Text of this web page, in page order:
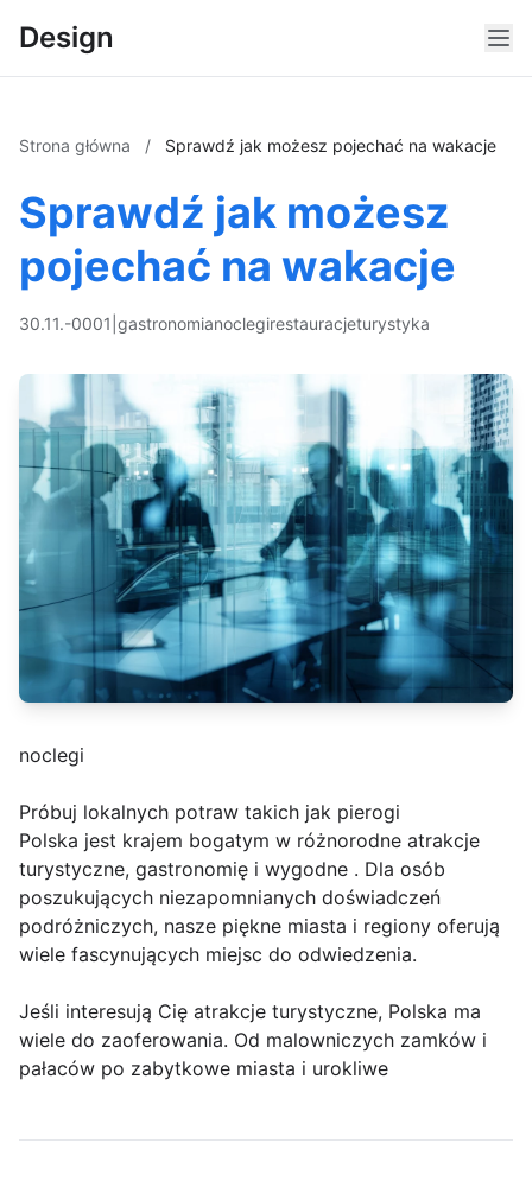
Design
Strona główna / Sprawdź jak możesz pojechać na wakacje
Sprawdź jak możesz
pojechać na wakacje
30.11.-0001 gastronomianoclegirestauracjeturystyka
noclegi
Próbuj lokalnych potraw takich jak pierogi
Polska jest krajem bogatym w różnorodne atrakcje
turystyczne, gastronomię i wygodne . Dla osób
poszukujących niezapomnianych doświadczeń
podróżniczych, nasze piękne miasta i regiony oferują
wiele fascynujących miejsc do odwiedzenia.
Jeśli interesują Cię atrakcje turystyczne, Polska ma
wiele do zaoferowania. Od malowniczych zamków i
pałaców po zabytkowe miasta i urokliwe